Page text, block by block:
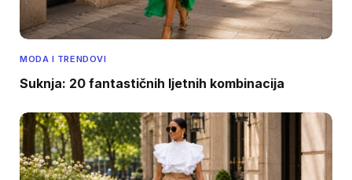
MODA I TRENDOVI
Suknja: 20 fantastičnih ljetnih kombinacija